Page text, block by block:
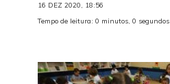
16 DEZ 2020, 18:56
Tempo de leitura: 0 minutos, 0 segundos